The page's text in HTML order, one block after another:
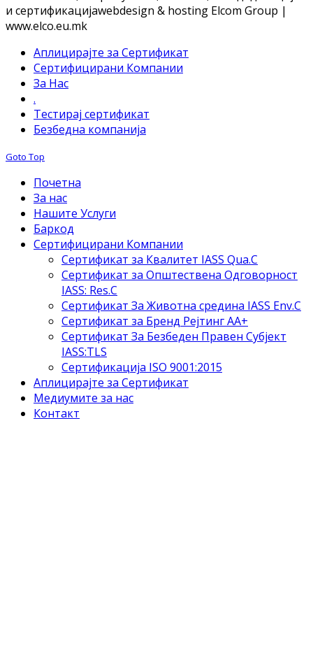
и сертификацијаwebdesign & hosting Elcom Group |
www.elco.eu.mk
Аплицирајте за Сертификат
Сертифицирани Компании
За Нас
.
Тестирај сертификат
Безбедна компанија
Goto Top
Почетна
За нас
Нашите Услуги
Баркод
Сертифицирани Компании
Сертификат за Квалитет IASS Qua.C
Сертификат за Општествена Одговорност
IASS: Res.C
Сертификат За Животна средина IASS Env.C
Сертификат за Бренд Рејтинг АА+
Сертификат За Безбеден Правен Субјект
IASS:TLS
Сертификација ISO 9001:2015
Аплицирајте за Сертификат
Медиумите за нас
Контакт